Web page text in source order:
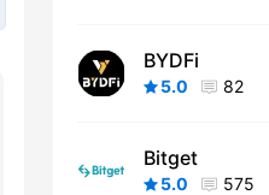
BYDFi
5.0 82
Bitget
5.0 575